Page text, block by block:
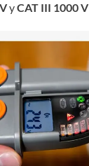
yCAT III 1000 V